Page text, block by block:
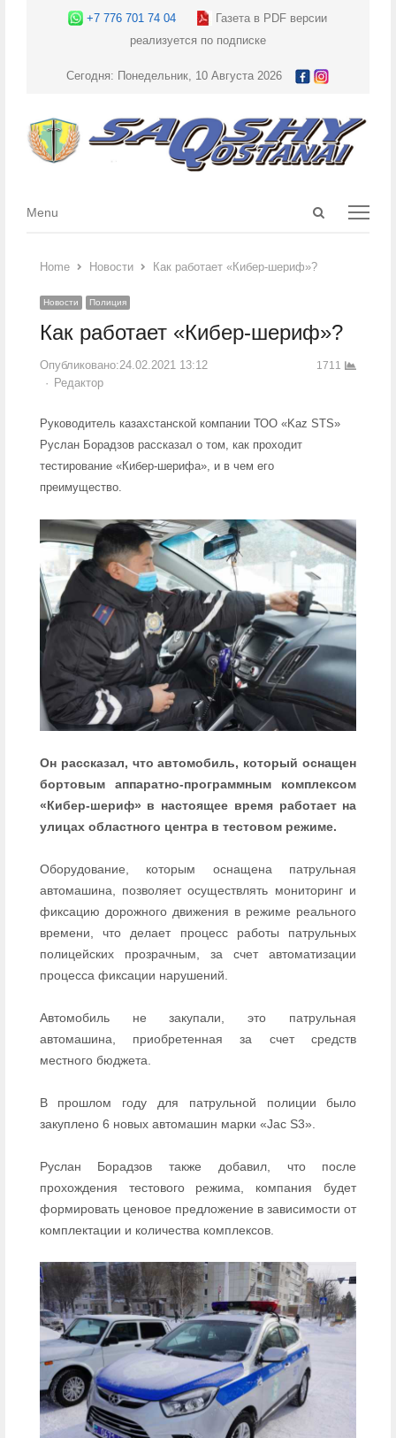
+7 776 701 74 04
Газета в PDF версии
реализуется по подписке
Сегодня: Понедельник, 10 Августа 2026
Open
Menu
Menu
Home Новости Как работает «Кибер-шериф»?
Новости Полиция
Как работает «Кибер-шериф»?
Опубликовано:24.02.2021 13:12
Author
Редактор
1711
Руководитель казахстанской компании ТОО «Kaz STS»
Руслан Борадзов рассказал о том, как проходит
тестирование «Кибер-шерифа», и в чем его
преимущество.
Он рассказал, что автомобиль, который оснащен
бортовым аппаратно-программным комплексом
«Кибер-шериф» в настоящее время работает на
улицах областного центра в тестовом режиме.
Оборудование, которым оснащена патрульная
автомашина, позволяет осуществлять мониторинг и
фиксацию дорожного движения в режиме реального
времени, что делает процесс работы патрульных
полицейских прозрачным, за счет автоматизации
процесса фиксации нарушений.
Автомобиль не закупали, это патрульная
автомашина, приобретенная за счет средств
местного бюджета.
В прошлом году для патрульной полиции было
закуплено 6 новых автомашин марки «Jac S3».
Руслан Борадзов также добавил, что после
прохождения тестового режима, компания будет
формировать ценовое предложение в зависимости от
комплектации и количества комплексов.